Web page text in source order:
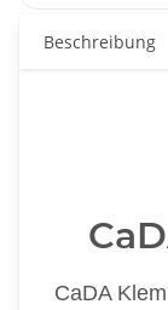
Beschreibung
CaDA